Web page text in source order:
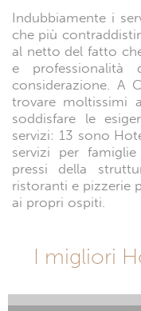
Indubbiamente i
che più
al netto del fatto
e
considerazione. A
trovare moltissimi
soddisfare le
servizi: 13 sono
servizi per
pressi della
ristoranti e pizzerie
ai propri ospiti.
I migliori